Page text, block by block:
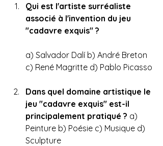
Qui est l'artiste surréaliste
associé à l'invention du jeu
"cadavre exquis" ?
a) Salvador Dalí b) André Breton
c) René Magritte d) Pablo Picasso
Dans quel domaine artistique le
jeu "cadavre exquis" est-il
principalement pratiqué ? a)
Peinture b) Poésie c) Musique d)
Sculpture